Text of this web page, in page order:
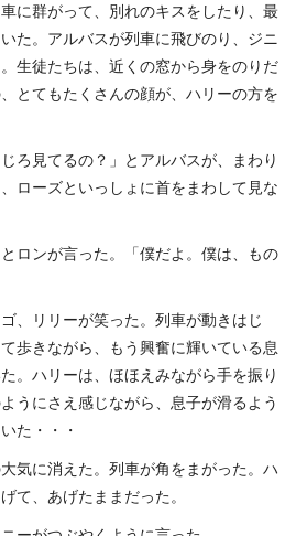
に群がって、別れのキスをしたり、最
た。アルバスが列車に飛びのり、ジニ
生徒たちは、近くの窓から身をのりだ
とてもたくさんの顔が、ハリーの方を
ろ見てるの？」とアルバスが、まわり
ローズといっしょに首をまわして見な
ロンが言った。「僕だよ。僕は、もの
、リリーが笑った。列車が動きはじ
歩きながら、もう興奮に輝いている息
。ハリーは、ほほえみながら手を振り
うにさえ感じながら、息子が滑るよう
た・・・
気に消えた。列車が角をまがった。ハ
て、あげたままだった。